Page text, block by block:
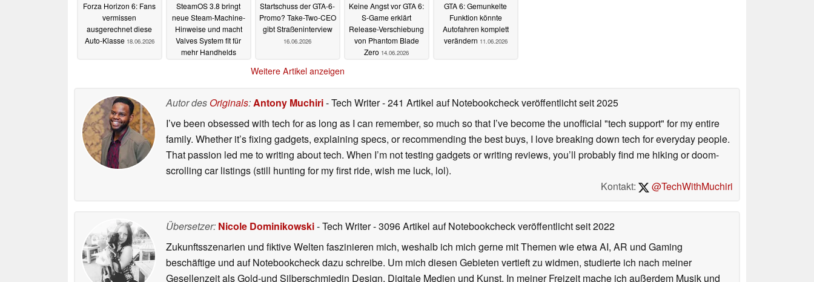
Forza Horizon 6: Fans
vermissen
ausgerechnet diese
Auto-Klasse 18.06.2026
SteamOS 3.8 bringt
neue Steam-Machine-
Hinweise und macht
Valves System fit für
mehr Handhelds
Startschuss der GTA-6-
Promo? Take-Two-CEO
gibt Straßeninterview
16.06.2026
Keine Angst vor GTA 6:
S-Game erklärt
Release-Verschiebung
von Phantom Blade
Zero 14.06.2026
GTA 6: Gemunkelte
Funktion könnte
Autofahren komplett
verändern 11.06.2026
Weitere Artikel anzeigen
Autor des Originals:Antony Muchiri- Tech Writer- 241 Artikel auf Notebookcheck veröffentlichtseit 2025
I’ve been obsessed with tech for as long as I can remember, so much so that I’ve become the unofficial "tech support" for my entire
family. Whether it’s fixing gadgets, explaining specs, or recommending the best buys, I love breaking down tech for everyday people.
That passion led me to writing about tech. When I’m not testing gadgets or writing reviews, you’ll probably find me hiking or doom-
scrolling car listings (still hunting for my first ride, wish me luck, lol).
Kontakt:
@TechWithMuchiri
Übersetzer: Nicole Dominikowski- Tech Writer- 3096 Artikel auf Notebookcheck veröffentlichtseit 2022
Zukunftsszenarien und fiktive Welten faszinieren mich, weshalb ich mich gerne mit Themen wie etwa AI, AR und Gaming
beschäftige und auf Notebookcheck dazu schreibe. Um mich diesen Gebieten vertieft zu widmen, studierte ich nach meiner
Gesellenzeit als Gold-und Silberschmiedin Design, Digitale Medien und Kunst. In meiner Freizeit mache ich außerdem Musik und